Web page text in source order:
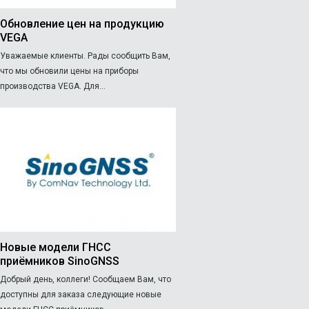
Обновление цен на продукцию
VEGA
Уважаемые клиенты. Рады сообщить Вам,
что мы обновили цены на приборы
производства VEGA. Для...
Новые модели ГНСС
приёмников SinoGNSS
Добрый день, коллеги! Сообщаем Вам, что
доступны для заказа следующие новые